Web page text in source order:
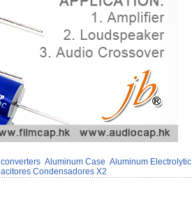
Aluminum Case Aluminum Electrolytic
Condensadores X2